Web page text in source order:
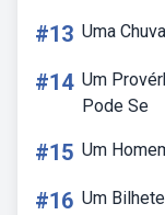
#13 Uma
#14 Um
Pode Se
#15 Um
#16 Um